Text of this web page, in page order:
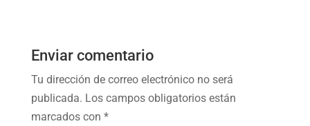
Enviar comentario
Tu dirección de correo electrónico no será
publicada. Los campos obligatorios están
marcados con *